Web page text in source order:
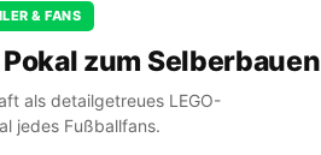
& FANS
zum Selberbauen
als detailgetreues LEGO-
jedes Fußballfans.